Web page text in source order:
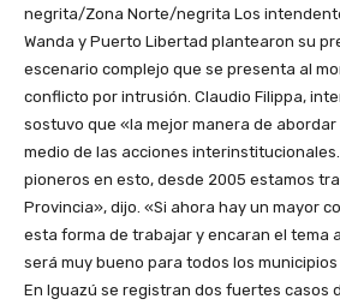
negrita/Zona Norte/negrita Los
Wanda y Puerto Libertad plantearon su
escenario complejo que se presenta al
conflicto por intrusión. Claudio Filippa,
sostuvo que «la mejor manera de
medio de las acciones
pioneros en esto, desde 2005 estamos
Provincia», dijo. «Si ahora hay un mayor
esta forma de trabajar y encaran el tema
será muy bueno para todos los
En Iguazú se registran dos fuertes casos